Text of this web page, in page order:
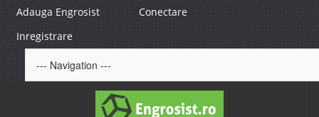
Adauga Engrosist
Conectare
Inregistrare